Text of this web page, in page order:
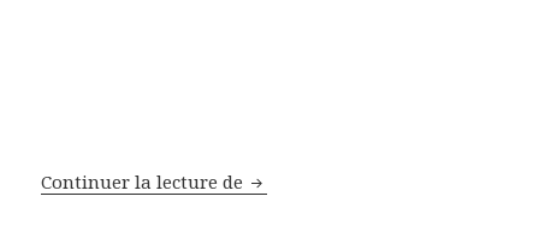
Continuer la lecture de Reportage armée Française –